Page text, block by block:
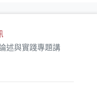
述與實踐專題講